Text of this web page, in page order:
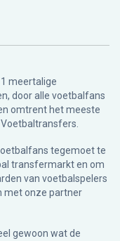
meertalige
door alle voetbalfans
omtrent het meeste
tegemoet te
transfermarkt en om
van voetbalspelers
met onze partner
gewoon wat de